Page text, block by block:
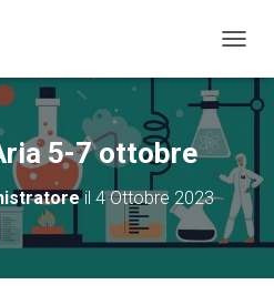
A
A
Z
O
N
5-7 ottobre
il 4 Ottobre 2023